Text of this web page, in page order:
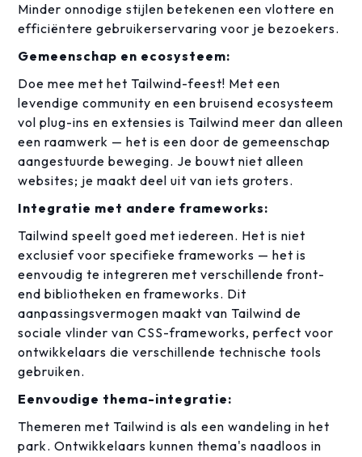
Minder onnodige stijlen betekenen een vlottere en
efficiëntere gebruikerservaring voor je bezoekers.
Gemeenschap en ecosysteem:
Doe mee met het Tailwind-feest! Met een
levendige community en een bruisend ecosysteem
vol plug-ins en extensies is Tailwind meer dan alleen
een raamwerk — het is een door de gemeenschap
aangestuurde beweging. Je bouwt niet alleen
websites; je maakt deel uit van iets groters.
Integratie met andere frameworks:
Tailwind speelt goed met iedereen. Het is niet
exclusief voor specifieke frameworks — het is
eenvoudig te integreren met verschillende front-
end bibliotheken en frameworks. Dit
aanpassingsvermogen maakt van Tailwind de
sociale vlinder van CSS-frameworks, perfect voor
ontwikkelaars die verschillende technische tools
gebruiken.
Eenvoudige thema-integratie:
Themeren met Tailwind is als een wandeling in het
park. Ontwikkelaars kunnen thema's naadloos in